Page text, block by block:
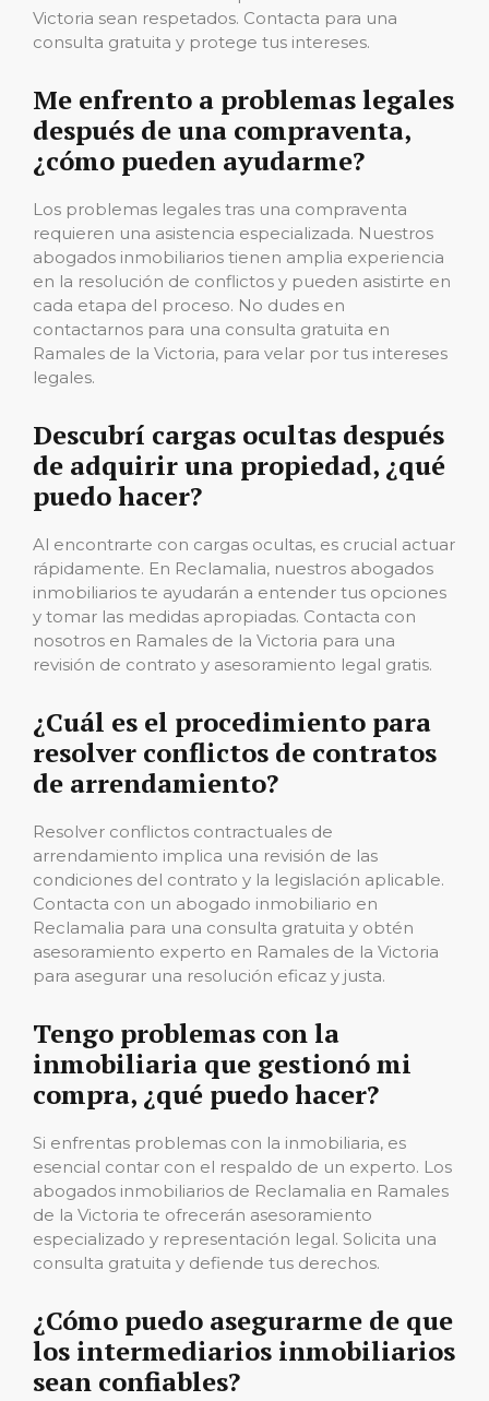
Victoria sean respetados. Contacta para una
consulta gratuita y protege tus intereses.
Me enfrento a problemas legales
después de una compraventa,
¿cómo pueden ayudarme?
Los problemas legales tras una compraventa
requieren una asistencia especializada. Nuestros
abogados inmobiliarios tienen amplia experiencia
en la resolución de conflictos y pueden asistirte en
cada etapa del proceso. No dudes en
contactarnos para una consulta gratuita en
Ramales de la Victoria, para velar por tus intereses
legales.
Descubrí cargas ocultas después
de adquirir una propiedad, ¿qué
puedo hacer?
Al encontrarte con cargas ocultas, es crucial actuar
rápidamente. En Reclamalia, nuestros abogados
inmobiliarios te ayudarán a entender tus opciones
y tomar las medidas apropiadas. Contacta con
nosotros en Ramales de la Victoria para una
revisión de contrato y asesoramiento legal gratis.
¿Cuál es el procedimiento para
resolver conflictos de contratos
de arrendamiento?
Resolver conflictos contractuales de
arrendamiento implica una revisión de las
condiciones del contrato y la legislación aplicable.
Contacta con un abogado inmobiliario en
Reclamalia para una consulta gratuita y obtén
asesoramiento experto en Ramales de la Victoria
para asegurar una resolución eficaz y justa.
Tengo problemas con la
inmobiliaria que gestionó mi
compra, ¿qué puedo hacer?
Si enfrentas problemas con la inmobiliaria, es
esencial contar con el respaldo de un experto. Los
abogados inmobiliarios de Reclamalia en Ramales
de la Victoria te ofrecerán asesoramiento
especializado y representación legal. Solicita una
consulta gratuita y defiende tus derechos.
¿Cómo puedo asegurarme de que
los intermediarios inmobiliarios
sean confiables?